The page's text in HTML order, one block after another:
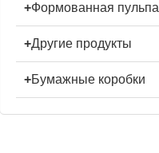
+Формованная пульпа
+Другие продукты
+Бумажные коробки